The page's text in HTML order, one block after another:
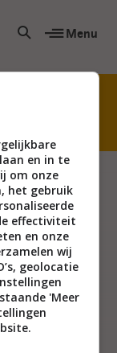
Menu
met
en in te
om onze
het gebruik
effectiviteit
en onze
wij
geolocatie
'Meer